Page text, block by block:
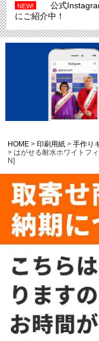
NEW!
公式
にご紹介中！
HOME 印刷用紙 手作り
はがせる耐水ホワイトフ
N]